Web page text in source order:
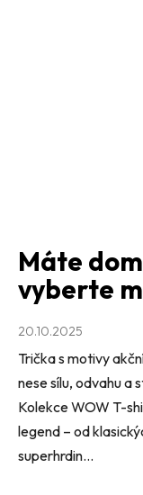
Máte
vyberte
20.10.2025
Trička s motivy
nese sílu, odvahu a
Kolekce WOW T-
legend – od
superhrdin...